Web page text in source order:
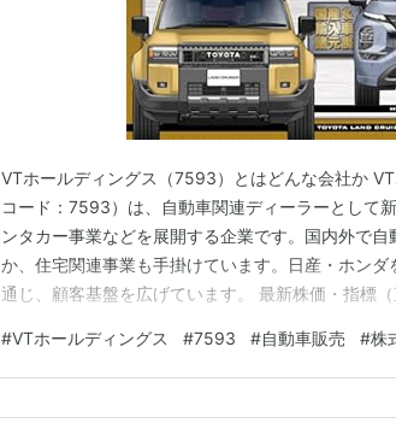
VTホールディングス（7593）とはどんな会社か
コード：7593）は、自動車関連ディーラーとして
ンタカー事業などを展開する企業です。国内外で
か、住宅関連事業も手掛けています。日産・ホン
通じ、顧客基盤を広げています。 最新株価・指標
PBR：約0.86倍 配当利回り：約4.5％ 株主優待：
の投資指標ではP…
#VTホールディングス #7593 #自動車販売 #株